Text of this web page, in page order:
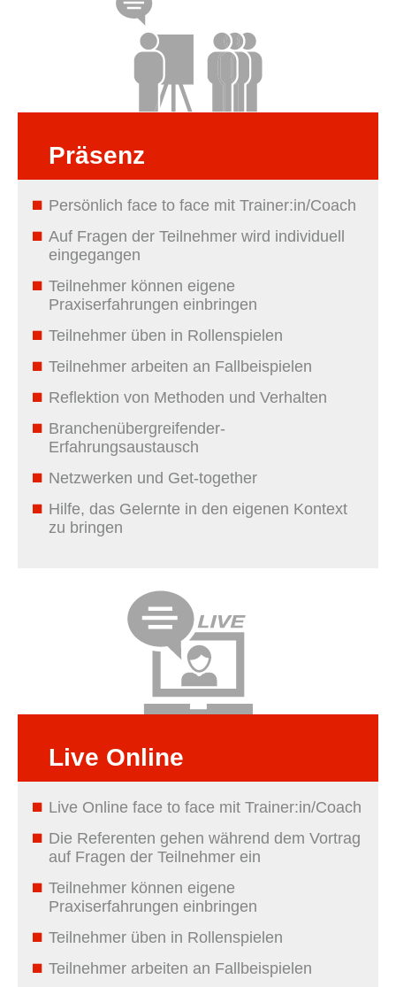
Präsenz
Persönlich face to face mit Trainer:in/Coach
Auf Fragen der Teilnehmer wird individuell
eingegangen
Teilnehmer können eigene
Praxiserfahrungen einbringen
Teilnehmer üben in Rollenspielen
Teilnehmer arbeiten an Fallbeispielen
Reflektion von Methoden und Verhalten
Branchenübergreifender­
Erfahrungsaustausch
Netzwerken und Get-together
Hilfe, das Gelernte in den eigenen Kontext
zu bringen
Live Online
Live Online face to face mit Trainer:in/Coach
Die Referenten gehen während dem Vortrag
auf Fragen der Teilnehmer ein
Teilnehmer können eigene
Praxiserfahrungen einbringen
Teilnehmer üben in Rollenspielen
Teilnehmer arbeiten an Fallbeispielen